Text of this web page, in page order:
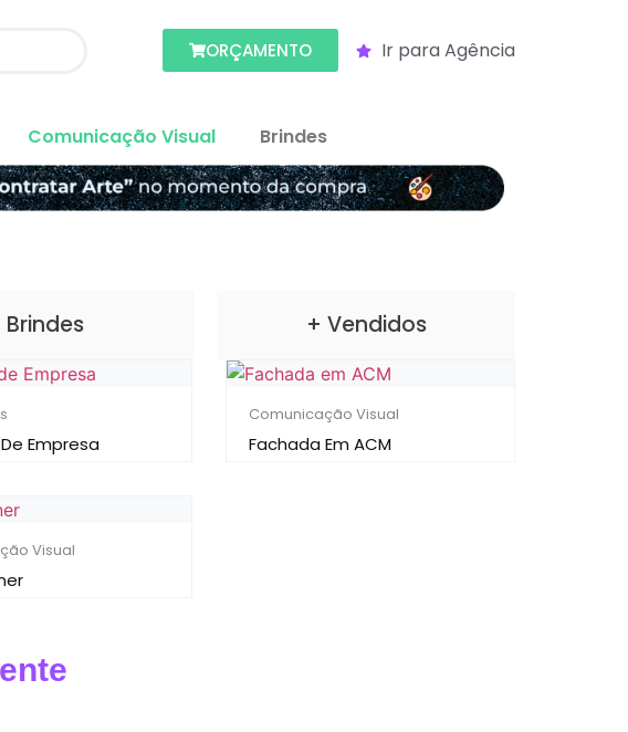
ORÇAMENTO Ir para Agência
Comunicação Visual Brindes
Brindes + Vendidos
Empresa
Comunicação Visual
Fachada Em ACM
Visual